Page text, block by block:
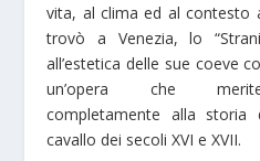
vita, al clima ed al contesto
trovò a Venezia, lo
all’estetica delle sue coeve
un’opera che
completamente alla storia
cavallo dei secoli XVI e XVII.